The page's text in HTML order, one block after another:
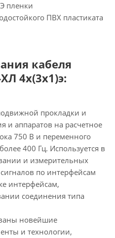
пленки
ПВХ пластиката
кабеля
4х(3х1)э:
прокладки и
и аппаратов на расчетное
750 В и переменного
400 Гц. Используется в
и измерительных
по интерфейсам
интерфейсам,
соединения типа
новейшие
и технологии,